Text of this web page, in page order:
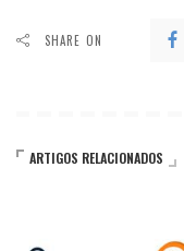
SHARE ON
ARTIGOS RELACIONADOS